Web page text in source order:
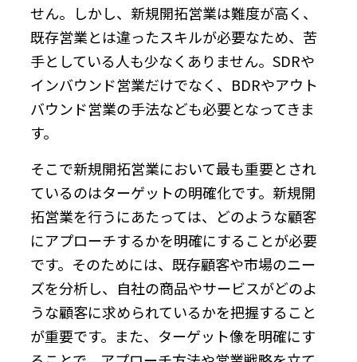
せん。しかし、新規開拓営業は難度が高く、
既存営業とは違ったスキルが必要なため、苦
手としている人も少なくありません。SDRや
インバウンド営業だけでなく、BDRやアウト
バウンド営業の手法なども必要となってきま
す。
そこで新規開拓営業において最も重要とされ
ているのはターゲットの明確化です。新規開
拓営業を行うにあたっては、どのような顧客
にアプローチするかを明確にすることが必要
です。そのためには、既存顧客や市場のニー
ズを分析し、自社の商品やサービスがどのよ
うな顧客に求められているかを把握すること
が重要です。また、ターゲット像を明確にす